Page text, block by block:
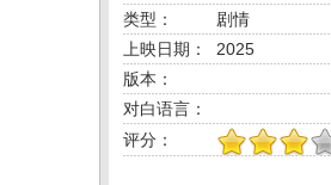
类型：
剧情
上映日期：
2025
版本：
对白语言：
评分：1 3 4 5